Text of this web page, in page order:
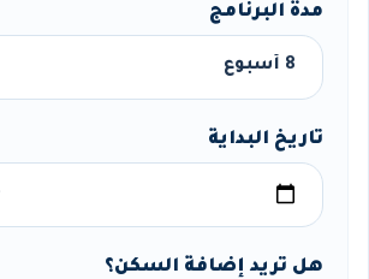
مدة البرنامج
تاريخ البداية
هل تريد إضافة السكن؟